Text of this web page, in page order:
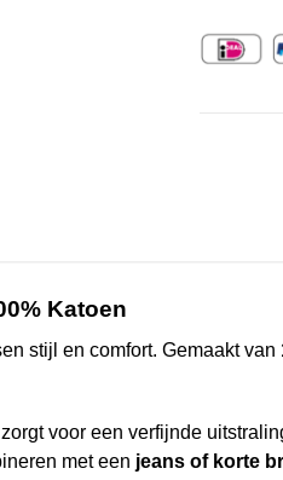
Katoen
stijl en comfort. Gemaakt van
voor een verfijnde
met een jeans of korte